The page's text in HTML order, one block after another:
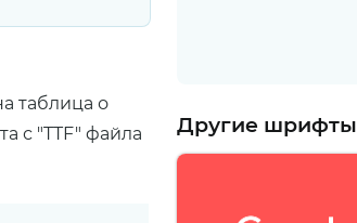
таблица о
с "TTF" файла
Другие шрифты